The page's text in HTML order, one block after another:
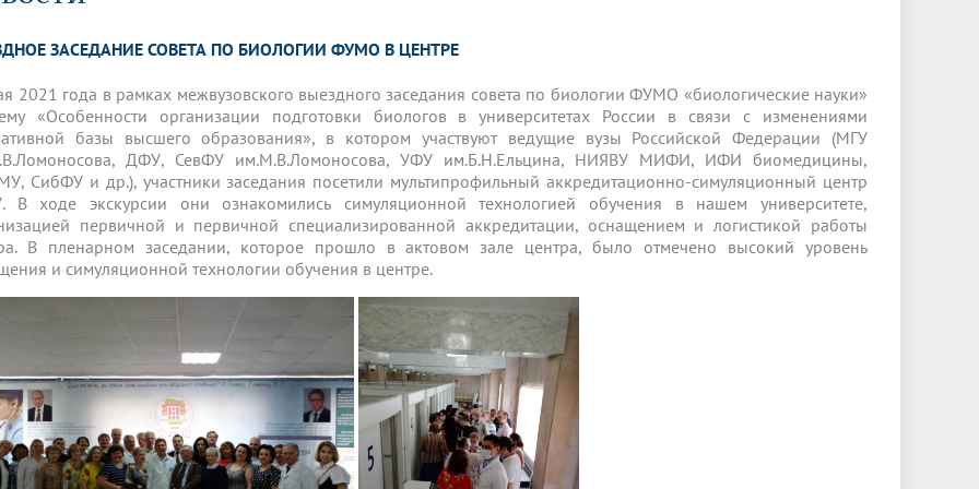
граждан Фотогалерея
Карта сайта
картой Реорганизация вуза
Трансформация университета
аккредитационный
Научно-образовательный
«Нижневолжский»
Внутренняя оценка качества
образования
для студентов Я-профессионал
Всероссийская студенческая
олимпиада по хирургии с
международным участием
Социальная работа в системе
здравоохранения
Новые образовательные программы
обучение
Инновационные образовательные
Аккредитация специалиста
ЛЭК
мегагранта Полезные интернет-ссылки
Научные издания
университетов
Управление инновационной
деятельности
Публикационная активность
НИИ кардиологии
БГМУ Евразийский НОЦ Научная ординатура
обучающихся БГМУ
выпускников Работа музеев на кафедрах
БГМУ - ВУЗ здорового образа жизни
Юбиляры
90 лет Университету 85 лет
Празднование 75-летия Победы в
Великой Отечественной войне
отделение «Движение
БГМУ
Альманах "Исторический вестник" «МЕДМОЛ»
ЗАСЕДАНИЕ СОВЕТА ПО БИОЛОГИИ ФУМО В ЦЕНТРЕ
2021 года в рамках межвузовского выездного заседания совета по биологии ФУМО «биологические науки»
«Особенности организации подготовки биологов в университетах России в связи с изменениями
базы высшего образования», в котором участвуют ведущие вузы Российской Федерации (МГУ
ДФУ, СевФУ им.М.В.Ломоносова, УФУ им.Б.Н.Ельцина, НИЯВУ МИФИ, ИФИ биомедицины,
СибФУ и др.), участники заседания посетили мультипрофильный аккредитационно-симуляционный центр
В ходе экскурсии они ознакомились симуляционной технологией обучения в нашем университете,
первичной и первичной специализированной аккредитации, оснащением и логистикой работы
В пленарном заседании, которое прошло в актовом зале центра, было отмечено высокий уровень
и симуляционной технологии обучения в центре.